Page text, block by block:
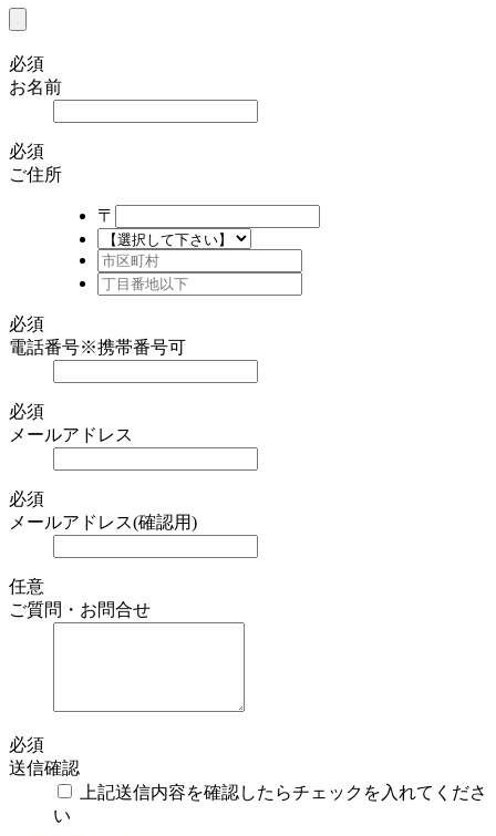
必須
お名前
必須
ご住所
〒
必須
電話番号※携帯番号可
必須
メールアドレス
必須
メールアドレス(確認用)
任意
ご質問・お問合せ
必須
送信確認
上記送信内容を確認したらチェックを入れてくださ
い